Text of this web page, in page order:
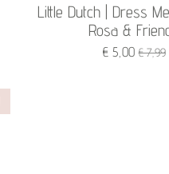
Little Dutch | Dress
Rosa &
€ 5,00 € 7,99